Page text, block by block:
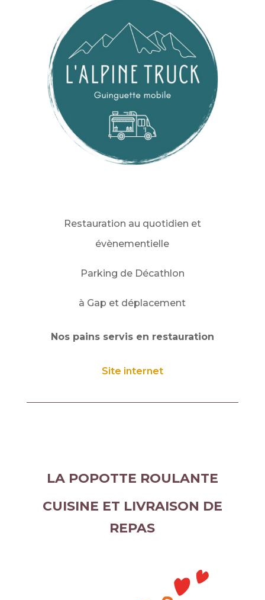
Restauration au quotidien et
évènementielle
Parking de Décathlon
à Gap et déplacement
Nos pains servis en restauration
Site internet
LA POPOTTE ROULANTE
CUISINE ET LIVRAISON DE
REPAS